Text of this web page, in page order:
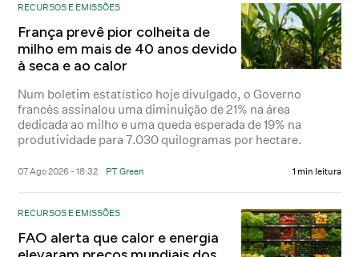
RECURSOS E EMISSÕES
França prevê pior colheita de
milho em mais de 40 anos devido
à seca e ao calor
Num boletim estatístico hoje divulgado, o Governo
francês assinalou uma diminuição de 21% na área
dedicada ao milho e uma queda esperada de 19% na
produtividade para 7.030 quilogramas por hectare.
07 Ago 2026 - 18:32 PT Green 1 min leitura
RECURSOS E EMISSÕES
FAO alerta que calor e energia